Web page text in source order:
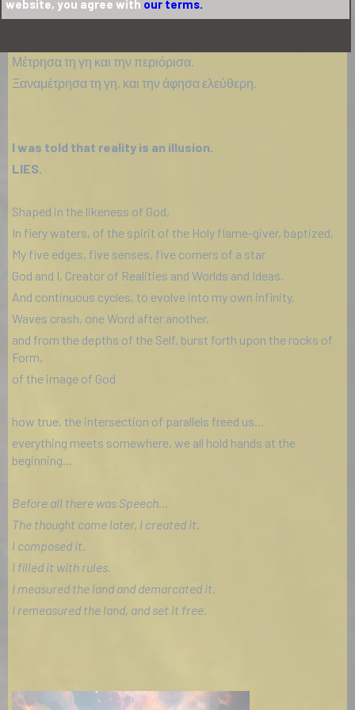
Τη Συνέθεσα.
Μέτρησα τη γη και την περιόρισα.
Ξαναμέτρησα τη γη, και την άφησα ελεύθερη.
I was told that reality is an illusion.
LIES.
Shaped in the likeness of God,
In fiery waters, of the spirit of the Holy flame-giver, baptized,
My five edges, five senses, five corners of a star
God and I, Creator of Realities and Worlds and Ideas.
And continuous cycles, to evolve into my own infinity.
Waves crash, one Word after another,
and from the depths of the Self, burst forth upon the rocks of
Form,
of the image of God
how true, the intersection of parallels freed us...
everything meets somewhere, we all hold hands at the
beginning...
Before all there was Speech...
The thought came later, I created it.
I composed it.
I filled it with rules.
I measured the land and demarcated it.
I remeasured the land, and set it free.
website, you agree with our terms.